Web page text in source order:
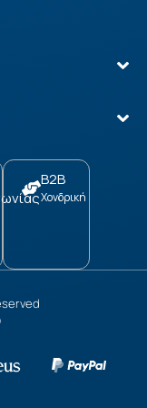
B2B
Χονδρική